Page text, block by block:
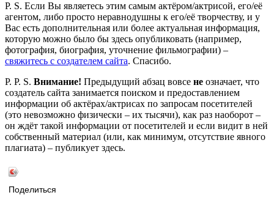
P. S. Если Вы являетесь этим самым актёром/актрисой, его/её
агентом, либо просто неравнодушны к его/её творчеству, и у
Вас есть дополнительная или более актуальная информация,
которую можно было бы здесь опубликовать (например,
фотография, биография, уточнение фильмографии) –
свяжитесь с создателем сайта. Спасибо.
P. P. S. Внимание! Предыдущий абзац вовсе не означает, что
создатель сайта занимается поиском и предоставлением
информации об актёрах/актрисах по запросам посетителей
(это невозможно физически – их тысячи), как раз наоборот –
он ждёт такой информации от посетителей и если видит в ней
собственный материал (или, как минимум, отсутствие явного
плагиата) – публикует здесь.
Поделиться